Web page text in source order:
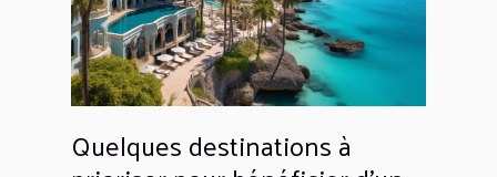
Quelques destinations à